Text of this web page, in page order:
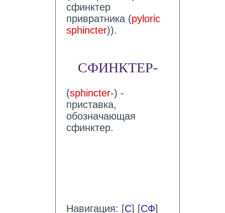
сфинктер
привратника (pyloric
sphincter)).
СФИНКТЕР-
(sphincter-) -
приставка,
обозначающая
сфинктер.
Навигация: [С] [СФ]